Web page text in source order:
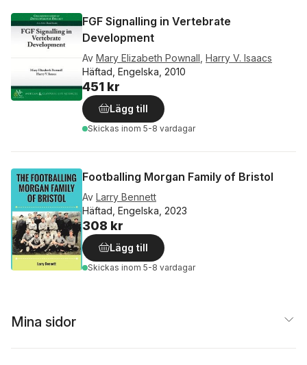
FGF Signalling in Vertebrate
Development
Av Mary Elizabeth Pownall Harry V. Isaacs
Häftad, Engelska, 2010
451 kr
Lägg till
Skickas inom 5-8 vardagar
Footballing Morgan Family of Bristol
Av Larry Bennett
Häftad, Engelska, 2023
308 kr
Lägg till
Skickas inom 5-8 vardagar
Mina sidor